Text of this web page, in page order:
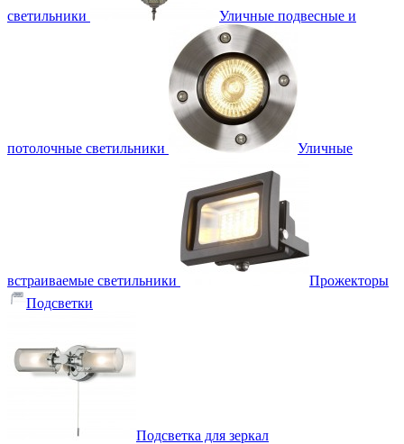
светильники Уличные подвесные и
потолочные светильники Уличные
встраиваемые светильники
Прожекторы
Подсветки
Подсветка для зеркал